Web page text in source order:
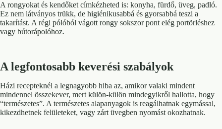
A rongyokat és kendőket címkézheted is: konyha, fürdő, üveg, padló.
Ez nem látványos trükk, de higiénikusabbá és gyorsabbá teszi a
takarítást. A régi pólóból vágott rongy sokszor pont elég portörléshez
vagy bútorápolóhoz.
A legfontosabb keverési szabályok
Házi recepteknél a legnagyobb hiba az, amikor valaki mindent
mindennel összekever, mert külön-külön mindegyikről hallotta, hogy
“természetes”. A természetes alapanyagok is reagálhatnak egymással,
kikezdhetnek felületeket, vagy zárt üvegben nyomást okozhatnak.